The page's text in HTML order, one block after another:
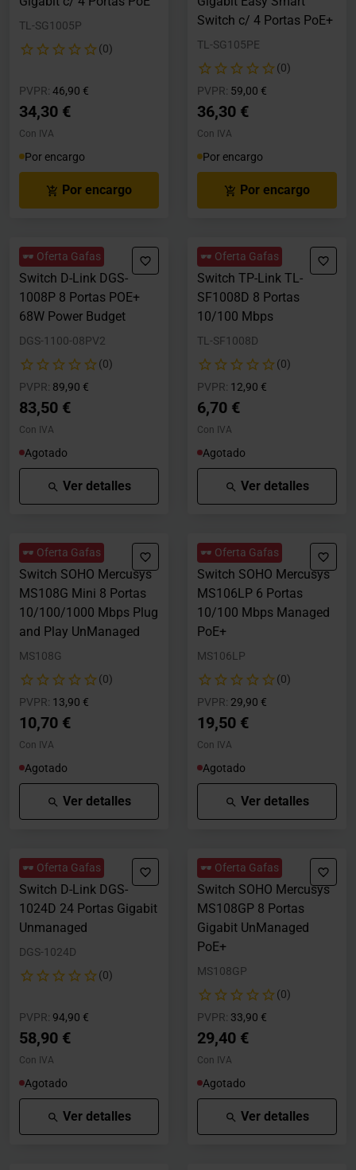
TL-SG1005P
(0)
PVPR: Precio rebajado desde
46,90 €
34,30 €
Con IVA
Por encargo
Por encargo
Switch c/ 4 Portas PoE+
TL-SG105PE
(0)
PVPR: Precio rebajado desde
59,00 €
36,30 €
Con IVA
Por encargo
Por encargo
🕶️ Oferta Gafas
Switch D-Link DGS-
1008P 8 Portas POE+
68W Power Budget
DGS-1100-08PV2
(0)
PVPR: Precio rebajado desde
89,90 €
83,50 €
Con IVA
Agotado
Ver detalles
🕶️ Oferta Gafas
Switch TP-Link TL-
SF1008D 8 Portas
10/100 Mbps
TL-SF1008D
(0)
PVPR: Precio rebajado desde
12,90 €
6,70 €
Con IVA
Agotado
Ver detalles
🕶️ Oferta Gafas
Switch SOHO Mercusys
MS108G Mini 8 Portas
10/100/1000 Mbps Plug
and Play UnManaged
MS108G
(0)
PVPR: Precio rebajado desde
13,90 €
10,70 €
Con IVA
Agotado
Ver detalles
🕶️ Oferta Gafas
Switch SOHO Mercusys
MS106LP 6 Portas
10/100 Mbps Managed
PoE+
MS106LP
(0)
PVPR: Precio rebajado desde
29,90 €
19,50 €
Con IVA
Agotado
Ver detalles
🕶️ Oferta Gafas
Switch D-Link DGS-
1024D 24 Portas Gigabit
Unmanaged
DGS-1024D
(0)
PVPR: Precio rebajado desde
94,90 €
58,90 €
Con IVA
Agotado
Ver detalles
🕶️ Oferta Gafas
Switch SOHO Mercusys
MS108GP 8 Portas
Gigabit UnManaged
PoE+
MS108GP
(0)
PVPR: Precio rebajado desde
33,90 €
29,40 €
Con IVA
Agotado
Ver detalles